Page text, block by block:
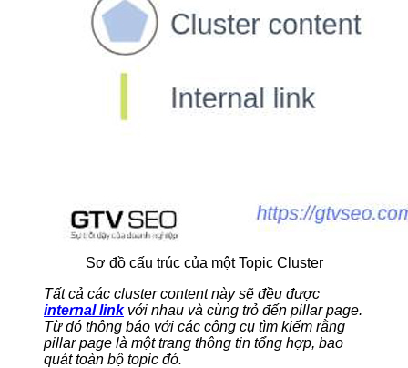
Sơ đồ cấu trúc của một Topic Cluster
Tất cả các cluster content này sẽ đều được
internal linkvới nhau và cùng trỏ đến pillar page.
Từ đó thông báo với các công cụ tìm kiếm rằng
pillar page là một trang thông tin tổng hợp, bao
quát toàn bộ topic đó.